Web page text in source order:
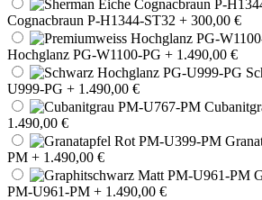
Cognacbraun P-H1344-ST32 + 300,00 €
Hochglanz PG-W1100-PG + 1.490,00 €
U999-PG + 1.490,00 €
1.490,00 €
PM + 1.490,00 €
PM-U961-PM + 1.490,00 €